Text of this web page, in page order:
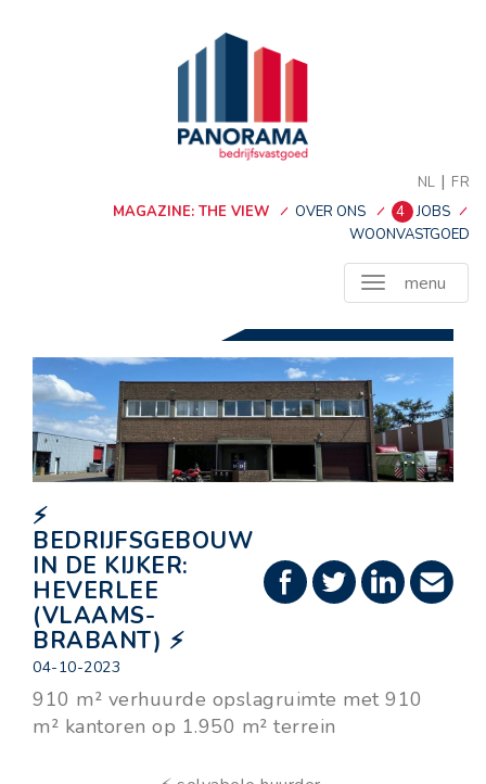
NL | FR
MAGAZINE: THE VIEW
OVER ONS 4 JOBS
WOONVASTGOED
menu
⚡
BEDRIJFSGEBOUW
IN DE KIJKER:
HEVERLEE
(VLAAMS-
BRABANT) ⚡
04-10-2023
910 m² verhuurde opslagruimte met 910
m² kantoren op 1.950 m² terrein